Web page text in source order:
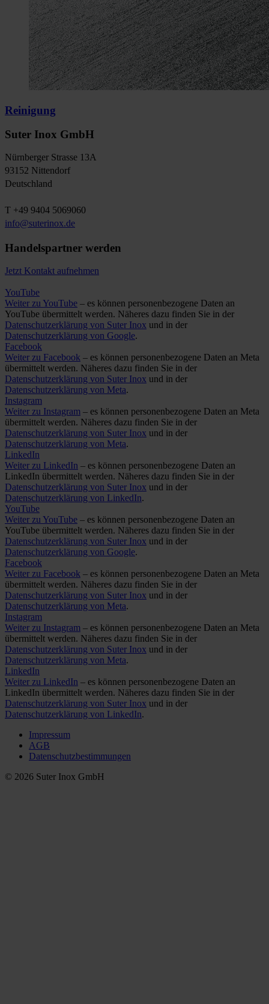
Reinigung
Suter Inox GmbH
Nürnberger Strasse 13A
93152 Nittendorf
Deutschland
T +49 9404 5069060
info@suterinox.de
Handelspartner werden
Jetzt Kontakt aufnehmen
YouTube
Weiter zu YouTube – es können personenbezogene Daten an
YouTube übermittelt werden. Näheres dazu finden Sie in der
Datenschutzerklärung von Suter Inox und in der
Datenschutzerklärung von Google.
Facebook
Weiter zu Facebook – es können personenbezogene Daten an Meta
übermittelt werden. Näheres dazu finden Sie in der
Datenschutzerklärung von Suter Inox und in der
Datenschutzerklärung von Meta.
Instagram
Weiter zu Instagram – es können personenbezogene Daten an Meta
übermittelt werden. Näheres dazu finden Sie in der
Datenschutzerklärung von Suter Inox und in der
Datenschutzerklärung von Meta.
LinkedIn
Weiter zu LinkedIn – es können personenbezogene Daten an
LinkedIn übermittelt werden. Näheres dazu finden Sie in der
Datenschutzerklärung von Suter Inox und in der
Datenschutzerklärung von LinkedIn.
YouTube
Weiter zu YouTube – es können personenbezogene Daten an
YouTube übermittelt werden. Näheres dazu finden Sie in der
Datenschutzerklärung von Suter Inox und in der
Datenschutzerklärung von Google.
Facebook
Weiter zu Facebook – es können personenbezogene Daten an Meta
übermittelt werden. Näheres dazu finden Sie in der
Datenschutzerklärung von Suter Inox und in der
Datenschutzerklärung von Meta.
Instagram
Weiter zu Instagram – es können personenbezogene Daten an Meta
übermittelt werden. Näheres dazu finden Sie in der
Datenschutzerklärung von Suter Inox und in der
Datenschutzerklärung von Meta.
LinkedIn
Weiter zu LinkedIn – es können personenbezogene Daten an
LinkedIn übermittelt werden. Näheres dazu finden Sie in der
Datenschutzerklärung von Suter Inox und in der
Datenschutzerklärung von LinkedIn.
Impressum
AGB
Datenschutzbestimmungen
© 2026 Suter Inox GmbH